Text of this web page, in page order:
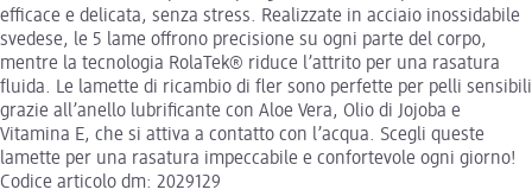
efficace e delicata, senza stress. Realizzate in acciaio inossidabile
svedese, le 5 lame offrono precisione su ogni parte del corpo,
mentre la tecnologia RolaTek® riduce l’attrito per una rasatura
fluida. Le lamette di ricambio di fler sono perfette per pelli sensibili
grazie all’anello lubrificante con Aloe Vera, Olio di Jojoba e
Vitamina E, che si attiva a contatto con l’acqua. Scegli queste
lamette per una rasatura impeccabile e confortevole ogni giorno!
Codice articolo dm: 2029129